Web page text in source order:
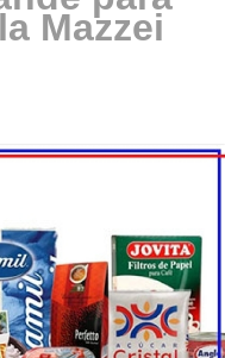
Mazzei